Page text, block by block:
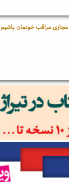
مراقب خودمان باشیم